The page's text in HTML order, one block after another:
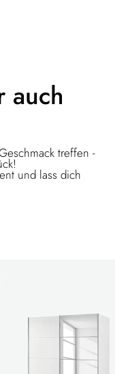
auch
treffen -
und lass dich